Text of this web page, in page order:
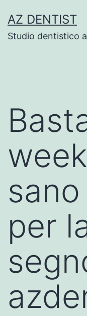
to
content
AZ DENTIST
Studio dentistico
per